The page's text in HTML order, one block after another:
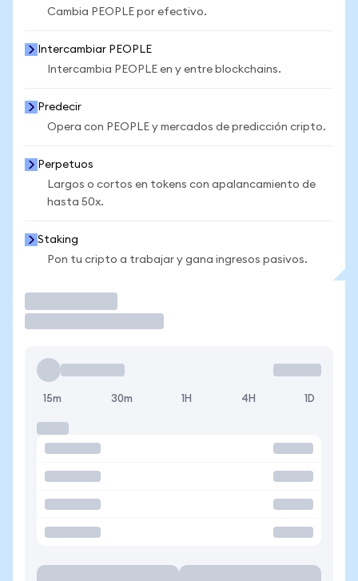
Cambia PEOPLE por efectivo.
Intercambiar PEOPLE
Intercambia PEOPLE en y entre blockchains.
Predecir
Opera con PEOPLE y mercados de predicción cripto.
Perpetuos
Largos o cortos en tokens con apalancamiento de
hasta 50x.
Staking
Pon tu cripto a trabajar y gana ingresos pasivos.
15m 30m 1H 4H 1D